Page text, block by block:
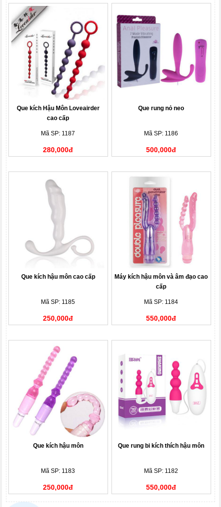
Que kích Hậu Môn Loveairder
cao cấp
Mã SP: 1187
280,000đ
Que rung nỏ neo
Mã SP: 1186
500,000đ
Que kích hậu môn cao cấp
Mã SP: 1185
250,000đ
Máy kích hậu môn và âm đạo cao
cấp
Mã SP: 1184
550,000đ
Que kích hậu môn
Mã SP: 1183
250,000đ
Que rung bi kích thích hậu môn
Mã SP: 1182
550,000đ